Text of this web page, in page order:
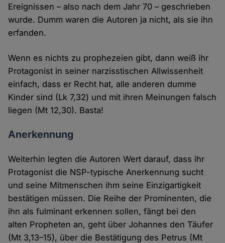
Ereignissen – also nach dem Jahr 70 – geschrieben
wurde. Dumm waren die Autoren ja nicht, als sie ihn
erfanden.
Wenn es nichts zu prophezeien gibt, dann weiß ihr
Protagonist in seiner narzisstischen Allwissenheit
einfach, dass er Recht hat, alle anderen dumme
Kinder sind (Lk 7,32) und mit ihren Meinungen falsch
liegen (Mt 12,30). Basta!
Anerkennung
Weiterhin legten die Autoren Wert darauf, dass ihr
Protagonist die NSP-typische Anerkennung sucht
und seine Mitmenschen ihm seine Einzigartigkeit
bestätigen müssen. Die Reihe der Prominenten, die
ihn als fulminant erkennen sollen, fängt bei den
alten Propheten an, geht über Johannes den Täufer
(Mt 3,13–15), über die Bestätigung des Petrus (Mt